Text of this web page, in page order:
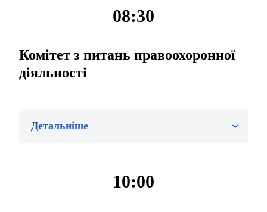
08:30
Комітет з питань правоохоронної
діяльності
Детальніше
10:00